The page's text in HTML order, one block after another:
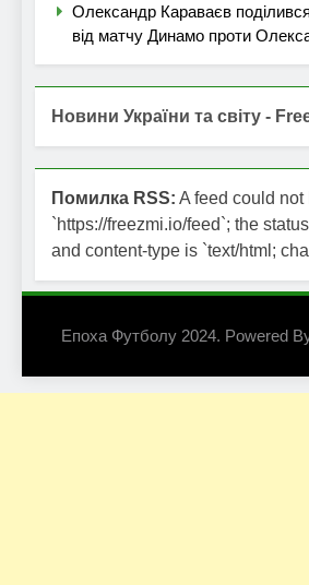
Олександр Караваєв
від матчу Динамо проти
Новини України та світу -
Помилка RSS: A feed could not
`https://freezmi.io/feed`; the
and content-type is `text/html;
Епоха Футболу 2024. Powered